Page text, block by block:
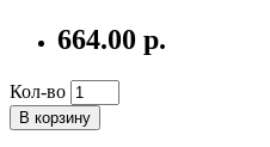
664.00 р.
Кол-во
В корзину